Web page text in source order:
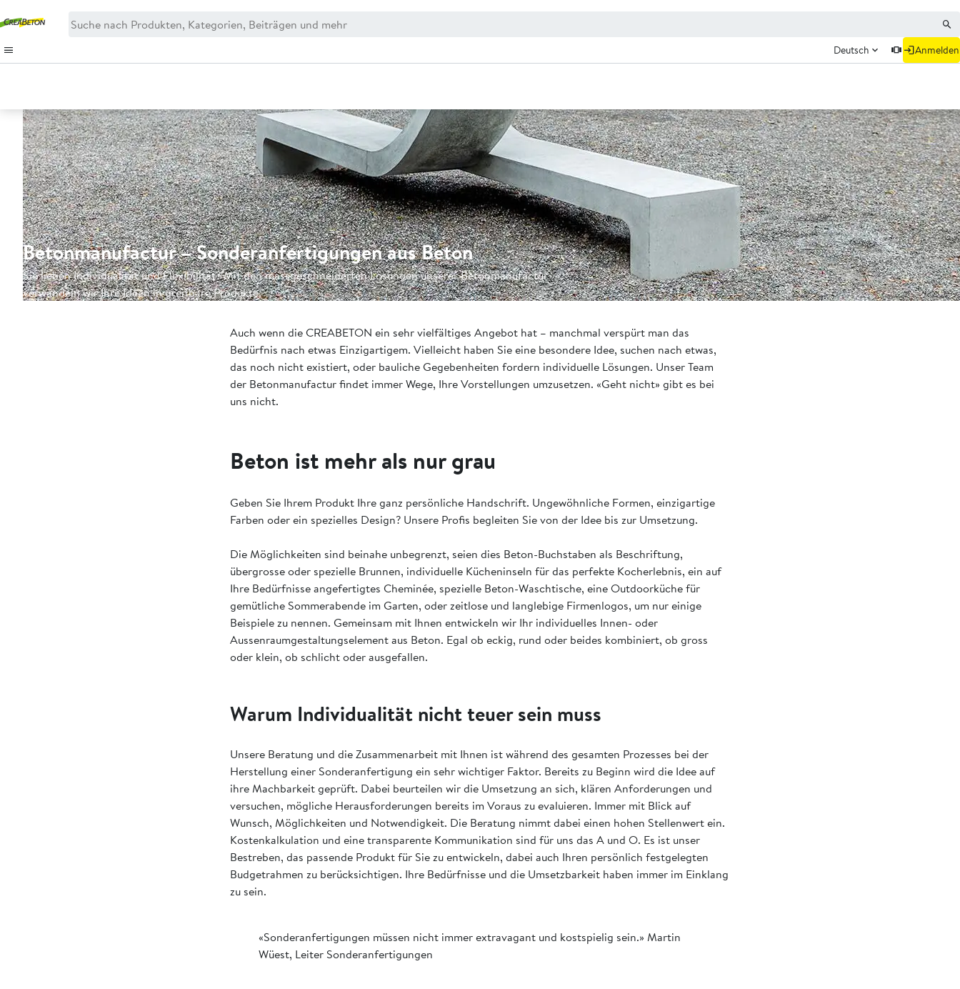
Deutsch Anmelden
Betonmanufactur – Sonderanfertigungen aus Beton
Sie lieben Individualität und Flexibilität? Mit den massgeschneiderten Lösungen unserer Betonmanufactur
verwandeln wir Ihre Ideen in greifbare Produkte.
Auch wenn die CREABETON ein sehr vielfältiges Angebot hat – manchmal verspürt man das
Bedürfnis nach etwas Einzigartigem. Vielleicht haben Sie eine besondere Idee, suchen nach etwas,
das noch nicht existiert, oder bauliche Gegebenheiten fordern individuelle Lösungen. Unser Team
der Betonmanufactur findet immer Wege, Ihre Vorstellungen umzusetzen. «Geht nicht» gibt es bei
uns nicht.
Beton ist mehr als nur grau
Geben Sie Ihrem Produkt Ihre ganz persönliche Handschrift. Ungewöhnliche Formen, einzigartige
Farben oder ein spezielles Design? Unsere Profis begleiten Sie von der Idee bis zur Umsetzung.
Die Möglichkeiten sind beinahe unbegrenzt, seien dies Beton-Buchstaben als Beschriftung,
übergrosse oder spezielle Brunnen, individuelle Kücheninseln für das perfekte Kocherlebnis, ein auf
Ihre Bedürfnisse angefertigtes Cheminée, spezielle Beton-Waschtische, eine Outdoorküche für
gemütliche Sommerabende im Garten, oder zeitlose und langlebige Firmenlogos, um nur einige
Beispiele zu nennen. Gemeinsam mit Ihnen entwickeln wir Ihr individuelles Innen- oder
Aussenraumgestaltungselement aus Beton. Egal ob eckig, rund oder beides kombiniert, ob gross
oder klein, ob schlicht oder ausgefallen.
Warum Individualität nicht teuer sein muss
Unsere Beratung und die Zusammenarbeit mit Ihnen ist während des gesamten Prozesses bei der
Herstellung einer Sonderanfertigung ein sehr wichtiger Faktor. Bereits zu Beginn wird die Idee auf
ihre Machbarkeit geprüft. Dabei beurteilen wir die Umsetzung an sich, klären Anforderungen und
versuchen, mögliche Herausforderungen bereits im Voraus zu evaluieren. Immer mit Blick auf
Wunsch, Möglichkeiten und Notwendigkeit. Die Beratung nimmt dabei einen hohen Stellenwert ein.
Kostenkalkulation und eine transparente Kommunikation sind für uns das A und O. Es ist unser
Bestreben, das passende Produkt für Sie zu entwickeln, dabei auch Ihren persönlich festgelegten
Budgetrahmen zu berücksichtigen. Ihre Bedürfnisse und die Umsetzbarkeit haben immer im Einklang
zu sein.
«Sonderanfertigungen müssen nicht immer extravagant und kostspielig sein.» Martin
Wüest, Leiter Sonderanfertigungen